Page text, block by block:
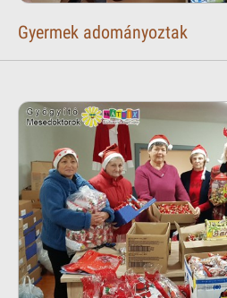
Gyermek adományoztak